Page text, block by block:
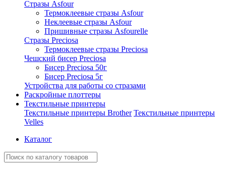
Стразы Asfour
Термоклеевые стразы Asfour
Неклеевые стразы Asfour
Пришивные стразы Asfourelle
Стразы Preciosa
Термоклеевые стразы Preciosa
Чешский бисер Preciosa
Бисер Preciosa 50г
Бисер Preciosa 5г
Устройства для работы со стразами
Раскройные плоттеры
Текстильные принтеры
Текстильные принтеры Brother Текстильные принтеры
Velles
Каталог